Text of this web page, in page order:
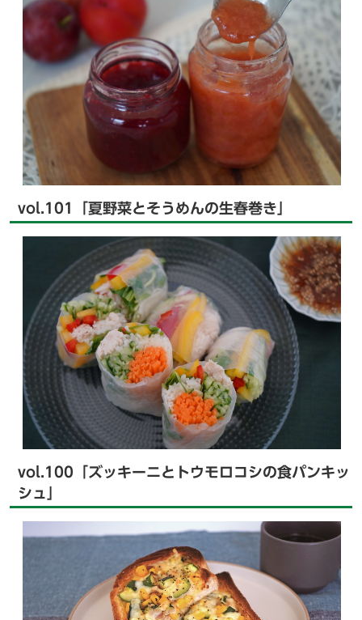
vol.101「夏野菜とそうめんの生春巻き」
vol.100「ズッキーニとトウモロコシの食パンキッ
シュ」